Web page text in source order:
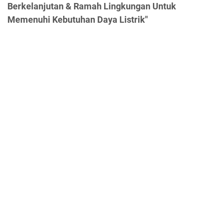
Berkelanjutan & Ramah Lingkungan Untuk
Memenuhi Kebutuhan Daya Listrik"